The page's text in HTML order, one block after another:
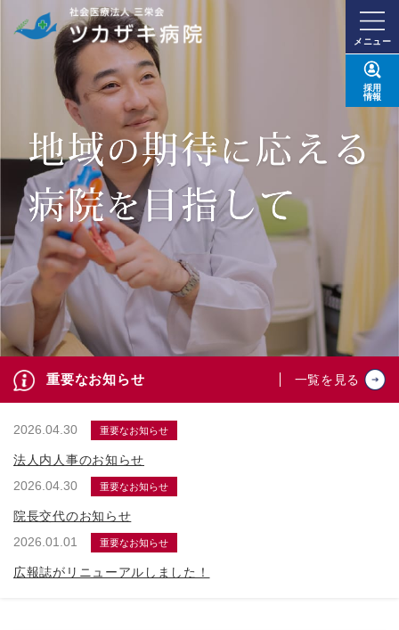
メニュー
採用
情報
重要なお知らせ 一覧を見る
2026.04.30 重要なお知らせ
法人内人事のお知らせ
2026.04.30
重要なお知らせ
院長交代のお知らせ
2026.01.01
重要なお知らせ
広報誌がリニューアルしました！